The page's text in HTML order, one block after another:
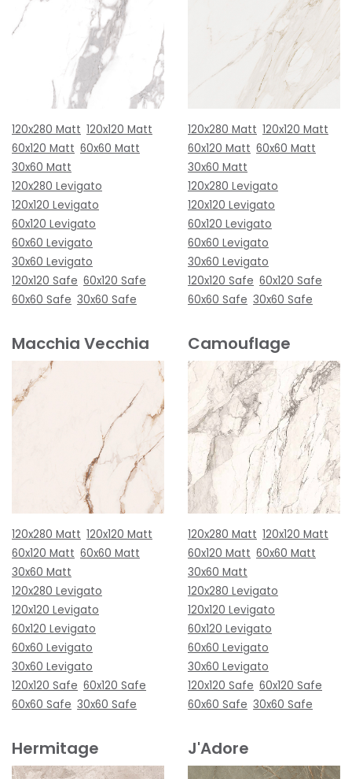
120x280 Matt 120x120 Matt
60x120 Matt 60x60 Matt
30x60 Matt
120x280 Levigato
120x120 Levigato
60x120 Levigato
60x60 Levigato
30x60 Levigato
120x120 Safe 60x120 Safe
60x60 Safe 30x60 Safe
120x280 Matt 120x120 Matt
60x120 Matt 60x60 Matt
30x60 Matt
120x280 Levigato
120x120 Levigato
60x120 Levigato
60x60 Levigato
30x60 Levigato
120x120 Safe 60x120 Safe
60x60 Safe 30x60 Safe
Macchia Vecchia
120x280 Matt 120x120 Matt
60x120 Matt 60x60 Matt
30x60 Matt
120x280 Levigato
120x120 Levigato
60x120 Levigato
60x60 Levigato
30x60 Levigato
120x120 Safe 60x120 Safe
60x60 Safe 30x60 Safe
Camouflage
120x280 Matt 120x120 Matt
60x120 Matt 60x60 Matt
30x60 Matt
120x280 Levigato
120x120 Levigato
60x120 Levigato
60x60 Levigato
30x60 Levigato
120x120 Safe 60x120 Safe
60x60 Safe 30x60 Safe
Hermitage J'Adore